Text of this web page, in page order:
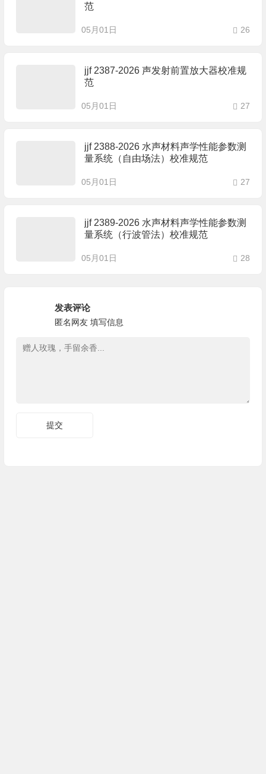
范
05月01日 26
jjf 2387-2026 声发射前置放大器校准规
范
05月01日 27
jjf 2388-2026 水声材料声学性能参数测
量系统（自由场法）校准规范
05月01日 27
jjf 2389-2026 水声材料声学性能参数测
量系统（行波管法）校准规范
05月01日 28
发表评论
匿名网友 填写信息